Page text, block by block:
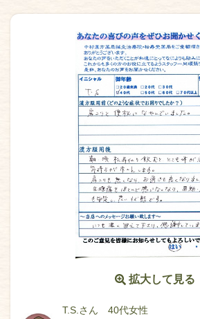
拡大して見る
T.S.さん 40代女性